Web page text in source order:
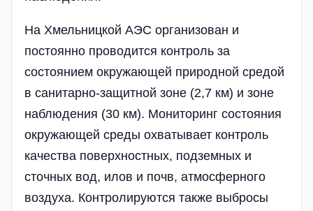
На Хмельницкой АЭС организован и
постоянно проводится контроль за
состоянием окружающей природной средой
в санитарно-защитной зоне (2,7 км) и зоне
наблюдения (30 км). Мониторинг состояния
окружающей среды охватывает контроль
качества поверхностных, подземных и
сточных вод, илов и почв, атмосферного
воздуха. Контролируются также выбросы